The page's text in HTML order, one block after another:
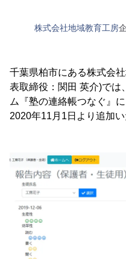
株式会社地域教育工房
千葉県柏市にある株式会
表取締役：関田 英介)では
ム『塾の連絡帳つなぐ』
2020年11月1日より追加い